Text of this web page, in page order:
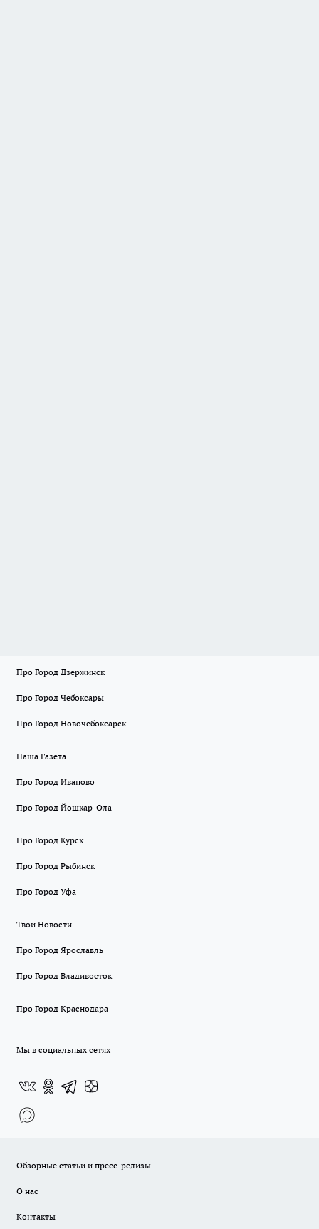
Про Город Дзержинск
Про Город Чебоксары
Про Город Новочебоксарск
Наша Газета
Про Город Иваново
Про Город Йошкар-Ола
Про Город Курск
Про Город Рыбинск
Про Город Уфа
Твои Новости
Про Город Ярославль
Про Город Владивосток
Про Город Краснодара
Мы в социальных сетях
Обзорные статьи и пресс-релизы
О нас
Контакты